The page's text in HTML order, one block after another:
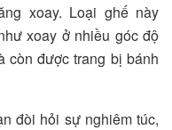
xoay. Loại ghế này
xoay ở nhiều góc độ
còn được trang bị bánh
đòi hỏi sự nghiêm túc,